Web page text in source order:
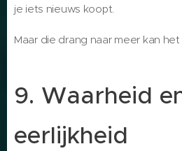
je iets nieuws koopt.
Maar die drang naar meer kan
9. Waarheid
eerlijkheid